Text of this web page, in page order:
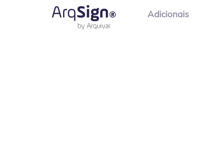
Adicionais